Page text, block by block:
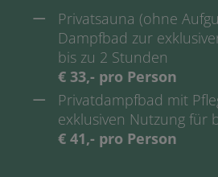
Privatsauna (ohne
Dampfbad zur
bis zu 2 Stunden
€ 33,- pro Person
Privatdampfbad mit
exklusiven Nutzung für
€ 41,- pro Person